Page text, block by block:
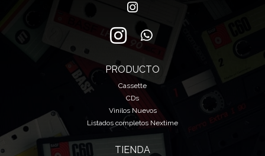
PRODUCTO
Cassette
CDs
Vinilos Nuevos
Listados completos Nextime
TIENDA